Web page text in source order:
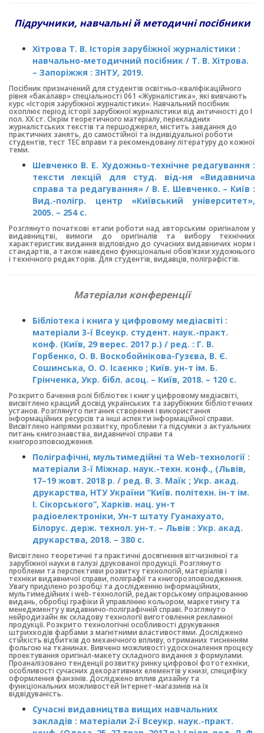
Підручники, навчальні й методичні посібники
Хітрова Т. В. Історія зарубіжної журналістики :
навчально-методичний посібник / Т. В. Хітрова.
– Запоріжжя : ЗНТУ, 2019.
Посібник призначений для студентів освітньо-кваліфікаційного
рівня «бакалавр» спеціальності 061 «Журналістика», які вивчають
курс «Історія зарубіжної журналістики». Навчальний посібник
охоплює період історії зарубіжної журналістики від античності до І
пол. ХХ ст. Окрім теоретичного матеріалу, перекладних
журналістських текстів та першоджерел, містить завдання до
практичних занять, до самостійної та індивідуальної роботи
студентів, тест ТЕС вправи та рекомендовану літературу до кожної
теми.
Шевченко В. Е. Художньо-технічне редагування :
тексти лекцій для студ. від-ня «Видавнича
справа та редагування» / В. Е. Шевченко. – Київ :
Вид.-полігр. центр «Київський університет»,
2005. – 254 с.
Розглянуто початкові етапи роботи над авторським оригіналом у
видавницт­ві, вимоги до оригіналів та вибору технічних
характеристик видання відповідно до сучасних видавничих норм і
стандартів, а також наведено функціональні обов’язки художнього
і технічного редакторів. Для студентів, видавців, поліграфістів.
Матеріали конференції
Бібліотека і книга у цифровому медіасвіті :
матеріали 3-ї Всеукр. студент. наук.-практ.
конф. (Київ, 29 верес. 2017 р.) / ред. : Г. В.
Горбенко, О. В. Воскобойнікова-Гузєва, В. Є.
Сошинська, О. О. Ісаєнко ; Київ. ун-т ім. Б.
Грінченка, Укр. бібл. асоц. – Київ, 2018. – 120 с.
Розкрито бачення ролі бібліотек і книг у цифровому медіасвіті,
висвітлено кращий досвід українських та зарубіжних бібліотечних
установ. Розглянуто питання створення і використання
інформаційних ресурсів та інші аспекти інформаційної справи.
Висвітлено напрями розвитку, проблеми та підсумки з актуальних
питань книгознавства, видавничої справи та
книгорозповсюдження.
Поліграфічні, мультимедійні та Web-технології :
матеріали 3-ї Міжнар. наук.-техн. конф., (Львів,
17–19 жовт. 2018 р. / ред. В. З. Маїк ; Укр. акад.
друкарства, НТУ України “Київ. політехн. ін-т ім.
І. Сікорського”, Харків. нац. ун-т
радіоелектроніки, Ун-т штату Гуанахуато,
Білорус. держ. технол. ун-т. – Львів : Укр. акад.
друкарства, 2018. – 380 c.
Висвітлено теоретичні та практичні досягнення вітчизняної та
зарубіжної науки в галузі друкованої продукції. Розглянуто
проблеми та перспективи розвитку технологій, матеріалів і
техніки видавничої справи, поліграфії та книгорозповсюдження.
Увагу приділено розробці та дослідженню інформаційних,
мультимедійних і web-технологій, редакторському опрацюванню
видань, обробці графіки й управлінню кольором, маркетингу та
менеджменту у видавничо-поліграфічній справі. Розглянуто
нейродизайн як складову технології виготовлення рекламної
продукції. Розкрито технологічні особливості друкування
штрихкодів фарбами з магнітними властивостями. Досліджено
стійкість відбитків до механічного впливу, отриманих тисненням
фольгою на тканинах. Вивчено можливості удосконалення процесу
проектування оригінал-макету складного видання з формулами.
Проаналізовано тенденції розвитку ринку цифрової фототехніки,
особливості сучасних декоративних елементів у книзі, специфіку
оформлення фанзінів. Досліджено вплив дизайну та
функціональних можливостей Інтернет-магазинів на їх
відвідуваність.
Сучасні видавництва вищих навчальних
закладів : матеріали 2-ї Всеукр. наук.-практ.